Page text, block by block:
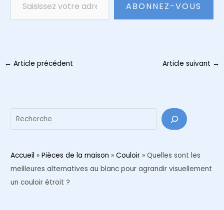
ABONNEZ-VOUS
Navigation
← Article précédent Article suivant →
Accueil » Pièces de la maison » Couloir » Quelles sont les
meilleures alternatives au blanc pour agrandir visuellement
un couloir étroit ?